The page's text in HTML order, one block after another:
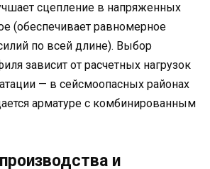
сцепление в напряженных
(обеспечивает равномерное
по всей длине). Выбор
зависит от расчетных нагрузок
— в сейсмоопасных районах
арматуре с комбинированным
и